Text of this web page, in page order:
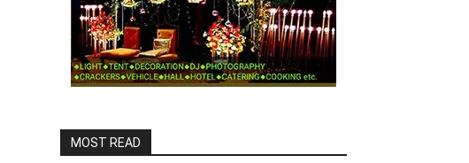
MOST READ